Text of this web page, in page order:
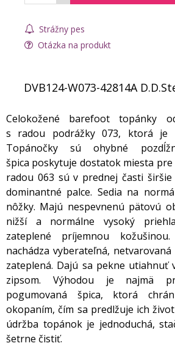
Strážny pes
Otázka na produkt
DVB124-W073-42814A
Celokožené barefoot topánky
s radou podrážky 073, ktorá je
Topánočky sú ohybné
špica poskytuje dostatok miesta
radou 063 sú v prednej časti
dominantné palce. Sedia na
nôžky. Majú nespevnenú pätovú
nižší a normálne vysoký
zateplené príjemnou
nachádza vyberateľná,
zateplená. Dajú sa pekne utiahnuť
zipsom. Výhodou je najmä
pogumovaná špica, ktorá
okopaním, čím sa predlžuje ich
údržba topánok je jednoduchá,
šetrne čistiť.